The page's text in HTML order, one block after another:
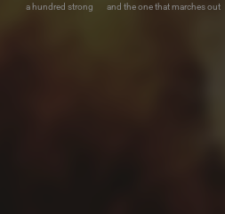
and the one that marches out
a hundred strong